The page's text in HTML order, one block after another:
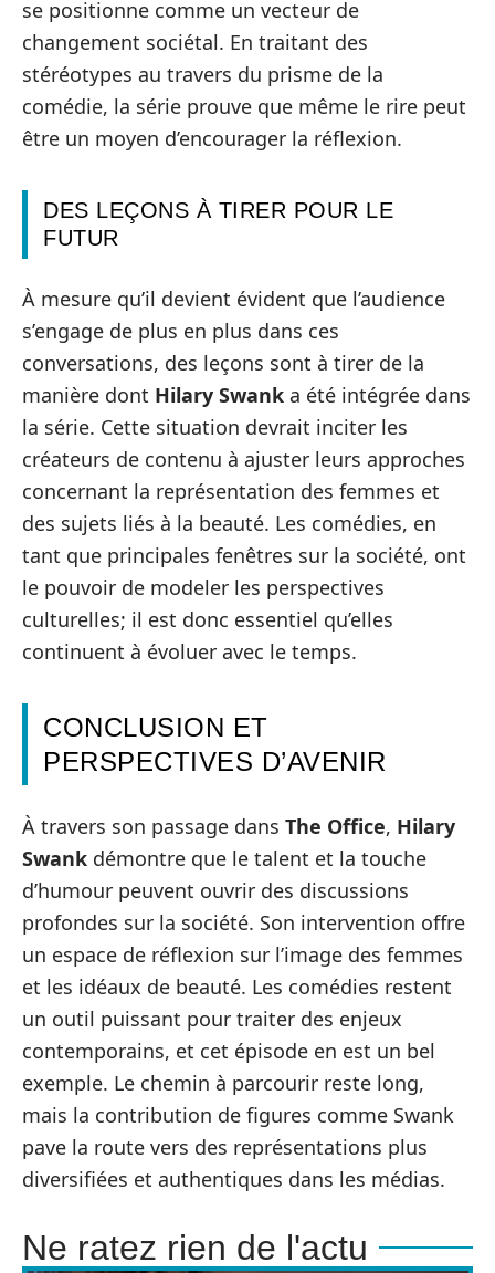
se positionne comme un vecteur de
changement sociétal. En traitant des
stéréotypes au travers du prisme de la
comédie, la série prouve que même le rire peut
être un moyen d’encourager la réflexion.
DES LEÇONS À TIRER POUR LE
FUTUR
À mesure qu’il devient évident que l’audience
s’engage de plus en plus dans ces
conversations, des leçons sont à tirer de la
manière dont Hilary Swank a été intégrée dans
la série. Cette situation devrait inciter les
créateurs de contenu à ajuster leurs approches
concernant la représentation des femmes et
des sujets liés à la beauté. Les comédies, en
tant que principales fenêtres sur la société, ont
le pouvoir de modeler les perspectives
culturelles; il est donc essentiel qu’elles
continuent à évoluer avec le temps.
CONCLUSION ET
PERSPECTIVES D’AVENIR
À travers son passage dans The Office, Hilary
Swank démontre que le talent et la touche
d’humour peuvent ouvrir des discussions
profondes sur la société. Son intervention offre
un espace de réflexion sur l’image des femmes
et les idéaux de beauté. Les comédies restent
un outil puissant pour traiter des enjeux
contemporains, et cet épisode en est un bel
exemple. Le chemin à parcourir reste long,
mais la contribution de figures comme Swank
pave la route vers des représentations plus
diversifiées et authentiques dans les médias.
Ne ratez rien de l'actu